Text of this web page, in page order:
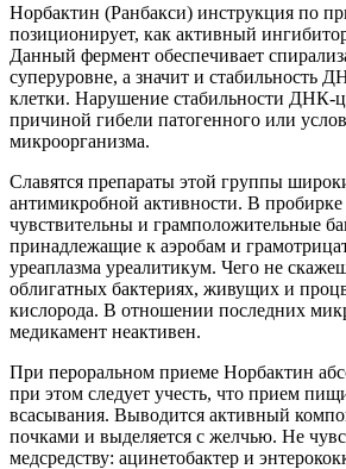
Норбактин (Ранбакси) инструкция по
позиционирует, как активный
Данный фермент обеспечивает
суперуровне, а значит и стабильность
клетки. Нарушение стабильности ДНК-
причиной гибели патогенного или
микроорганизма.
Славятся препараты этой группы
антимикробной активности. В
чувствительны и грамположительные
принадлежащие к аэробам и
уреаплазма уреалитикум. Чего не
облигатных бактериях, живущих и
кислорода. В отношении последних
медикамент неактивен.
При пероральном приеме Норбактин
при этом следует учесть, что прием
всасывания. Выводится активный
почками и выделяется с желчью. Не
медсредству: ацинетобактер и